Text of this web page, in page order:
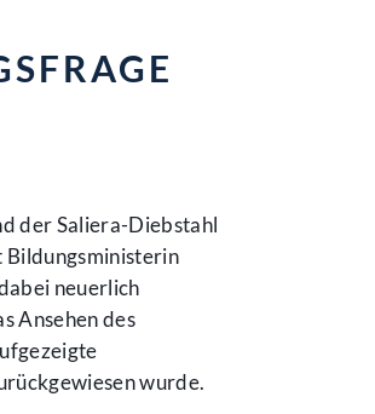
der Saliera-Diebstahl
Bildungsministerin
neuerlich
Ansehen des
wurde.